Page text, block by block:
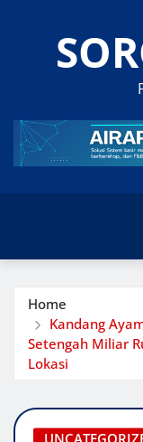
Home
Kandang
Setengah Miliar
Lokasi